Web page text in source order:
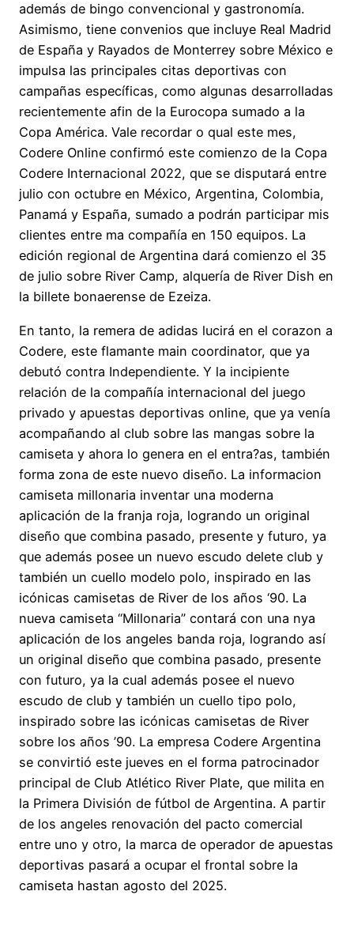
además de bingo convencional y gastronomía.
Asimismo, tiene convenios que incluye Real Madrid
de España y Rayados de Monterrey sobre México e
impulsa las principales citas deportivas con
campañas específicas, como algunas desarrolladas
recientemente afin de la Eurocopa sumado a la
Copa América. Vale recordar o qual este mes,
Codere Online confirmó este comienzo de la Copa
Codere Internacional 2022, que se disputará entre
julio con octubre en México, Argentina, Colombia,
Panamá y España, sumado a podrán participar mis
clientes entre ma compañía en 150 equipos. La
edición regional de Argentina dará comienzo el 35
de julio sobre River Camp, alquería de River Dish en
la billete bonaerense de Ezeiza.
En tanto, la remera de adidas lucirá en el corazon a
Codere, este flamante main coordinator, que ya
debutó contra Independiente. Y la incipiente
relación de la compañía internacional del juego
privado y apuestas deportivas online, que ya venía
acompañando al club sobre las mangas sobre la
camiseta y ahora lo genera en el entra?as, también
forma zona de este nuevo diseño. La informacion
camiseta millonaria inventar una moderna
aplicación de la franja roja, logrando un original
diseño que combina pasado, presente y futuro, ya
que además posee un nuevo escudo delete club y
también un cuello modelo polo, inspirado en las
icónicas camisetas de River de los años ‘90. La
nueva camiseta “Millonaria” contará con una nya
aplicación de los angeles banda roja, logrando así
un original diseño que combina pasado, presente
con futuro, ya la cual además posee el nuevo
escudo de club y también un cuello tipo polo,
inspirado sobre las icónicas camisetas de River
sobre los años ’90. La empresa Codere Argentina
se convirtió este jueves en el forma patrocinador
principal de Club Atlético River Plate, que milita en
la Primera División de fútbol de Argentina. A partir
de los angeles renovación del pacto comercial
entre uno y otro, la marca de operador de apuestas
deportivas pasará a ocupar el frontal sobre la
camiseta hastan agosto del 2025.